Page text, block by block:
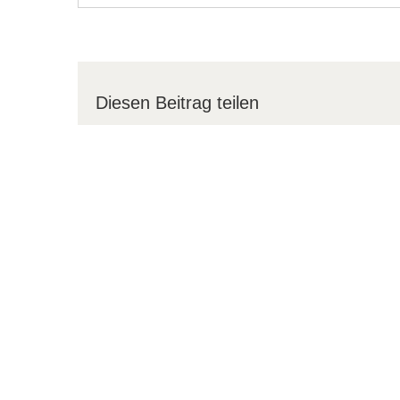
Diesen Beitrag teilen